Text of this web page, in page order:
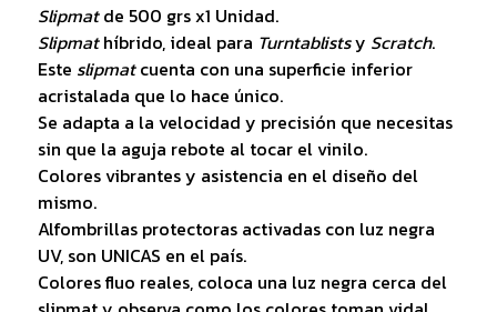
Slipmatde 500 grs x1 Unidad.
Slipmathíbrido, ideal para Turntablistsy Scratch.
Este slipmatcuenta con una superficie inferior
acristalada que lo hace único.
Se adapta a la velocidad y precisión que necesitas
sin que la aguja rebote al tocar el vinilo.
Colores vibrantes y asistencia en el diseño del
mismo.
Alfombrillas protectoras activadas con luz negra
UV, son UNICAS en el país.
Colores fluo reales, coloca una luz negra cerca del